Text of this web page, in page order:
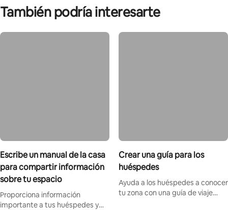
También podría interesarte
Escribe un manual de la casa
para compartir información
sobre tu espacio
Proporciona información
importante a tus huéspedes y
Crear una guía para los
huéspedes
Ayuda a los huéspedes a conocer
tu zona con una guía de viaje